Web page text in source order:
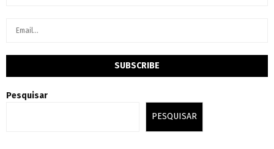
Pesquisar
PESQUISAR